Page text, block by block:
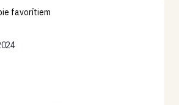
favorītiem